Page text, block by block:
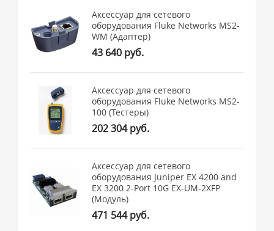
Аксессуар для сетевого
оборудования Fluke Networks MS2-
WM (Адаптер)
43 640 руб.
Аксессуар для сетевого
оборудования Fluke Networks MS2-
100 (Тестеры)
202 304 руб.
Аксессуар для сетевого
оборудования Juniper EX 4200 and
EX 3200 2-Port 10G EX-UM-2XFP
(Модуль)
471 544 руб.